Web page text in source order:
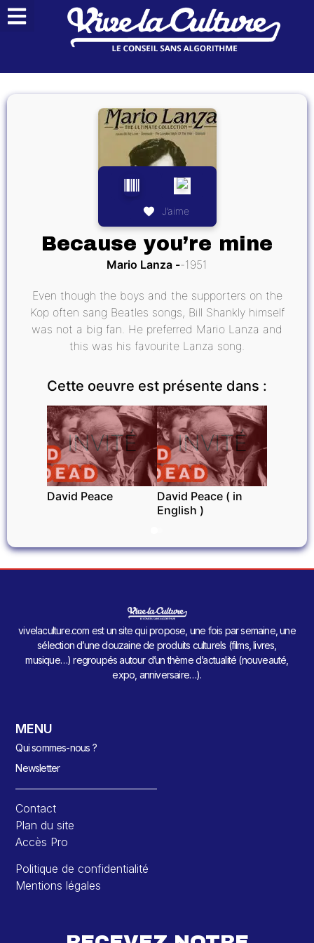
J’aime
Because you’re mine
Mario Lanza 1951
Even though the boys and the supporters on the
Kop often sang Beatles songs, Bill Shankly himself
was not a big fan. He preferred Mario Lanza and
this was his favourite Lanza song.
Cette oeuvre est présente dans :
INVITÉ
David Peace
INVITÉ
David Peace ( in
English )
vivelaculture.com est un site qui propose, une fois par semaine, une
sélection d’une douzaine de produits culturels (films, livres,
musique…) regroupés autour d’un thème d’actualité (nouveauté,
expo, anniversaire…).
MENU
Qui sommes-nous ?
Newsletter
Contact
Plan du site
Accès Pro
Politique de confidentialité
Mentions légales